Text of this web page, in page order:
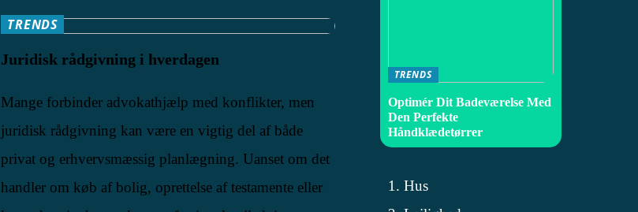
TRENDS
Juridisk rådgivning i hverdagen
Mange forbinder advokathjælp med konflikter, men
juridisk rådgivning kan være en vigtig del af både
privat og erhvervsmæssig planlægning. Uanset om det
handler om køb af bolig, oprettelse af testamente eller
TRENDS
Optimér Dit Badeværelse Med
Den Perfekte
Håndklædetørrer
Hus